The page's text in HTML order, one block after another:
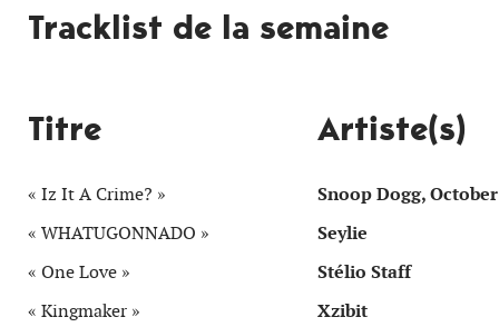
Tracklist de la semaine
Titre Artiste(s)
« Iz It A Crime? »
Snoop Dogg,
« WHATUGONNADO »
Seylie
« One Love »
Stélio Staff
« Kingmaker »
Xzibit